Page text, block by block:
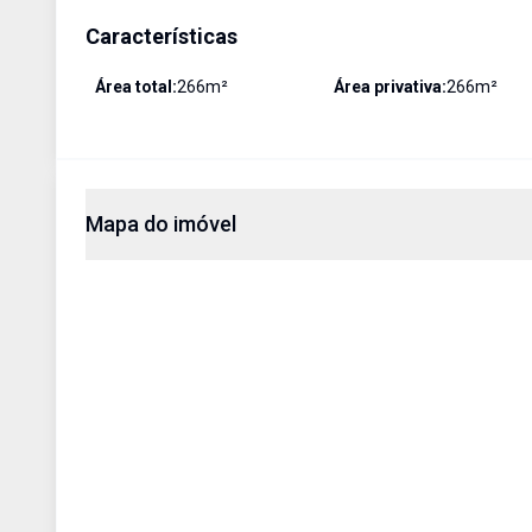
Características
Área total:266m² Área privativa:266m²
Mapa do imóvel